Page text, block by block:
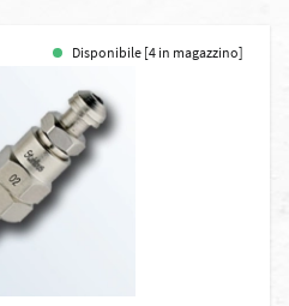
Disponibile [4 in magazzino]